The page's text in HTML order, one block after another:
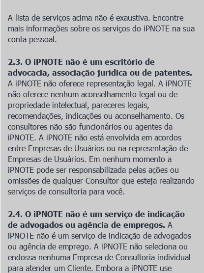
A lista de serviços acima não é exaustiva. Encontre
mais informações sobre os serviços do iPNOTE na sua
conta pessoal.
2.3. O iPNOTE não é um escritório de
advocacia, associação jurídica ou de patentes.
A iPNOTE não oferece representação legal. A iPNOTE
não oferece nenhum aconselhamento legal ou de
propriedade intelectual, pareceres legais,
recomendações, indicações ou aconselhamento. Os
consultores não são funcionários ou agentes da
iPNOTE. A iPNOTE não está envolvida em acordos
entre Empresas de Usuários ou na representação de
Empresas de Usuários. Em nenhum momento a
iPNOTE pode ser responsabilizada pelas ações ou
omissões de qualquer Consultor que esteja realizando
serviços de consultoria para você.
2.4. O iPNOTE não é um serviço de indicação
de advogados ou agência de empregos. A
iPNOTE não é um serviço de indicação de advogados
ou agência de emprego. A iPNOTE não seleciona ou
endossa nenhuma Empresa de Consultoria individual
para atender um Cliente. Embora a iPNOTE use